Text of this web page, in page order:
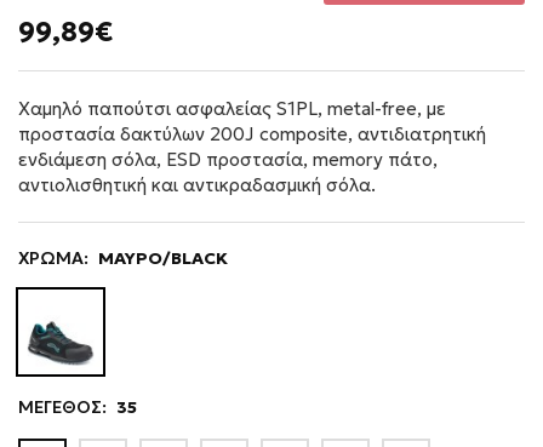
99,89€
Χαμηλό παπούτσι ασφαλείας S1PL, metal-free, με
προστασία δακτύλων 200J composite, αντιδιατρητική
ενδιάμεση σόλα, ESD προστασία, memory πάτο,
αντιολισθητική και αντικραδασμική σόλα.
ΧΡΩΜΑ: ΜΑΥΡΟ/BLACK
ΜΕΓΕΘΟΣ: 35